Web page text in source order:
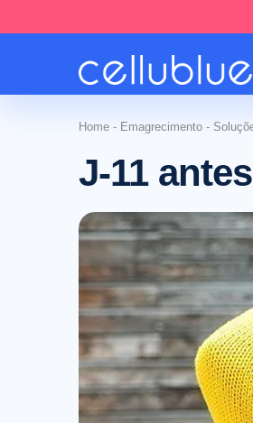
Home - Emagrecimento -
J-11